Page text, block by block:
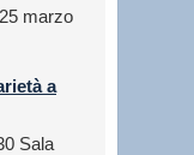
marzo
a
Sala